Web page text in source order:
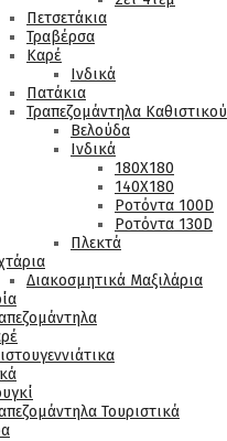
Πετσετάκια
Τραβέρσα
Καρέ
Ινδικά
Πατάκια
Τραπεζομάντηλα Καθιστικού
Βελούδα
Ινδικά
180Χ180
140Χ180
Ροτόντα 100D
Ροτόντα 130D
Πλεκτά
Διακοσμητικά Μαξιλάρια
Τουριστικά